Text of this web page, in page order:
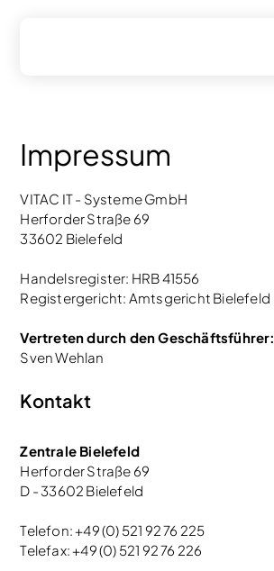
Impressum
VITAC IT - Systeme GmbH
Herforder Straße 69
33602 Bielefeld
Handelsregister: HRB 41556
Registergericht: Amtsgericht Bielefeld
Vertreten durch den Geschäftsführer:
Sven Wehlan
Kontakt
Zentrale Bielefeld
Herforder Straße 69
D - 33602 Bielefeld
Telefon: +49 (0) 521 92 76 225
Telefax: +49 (0) 521 92 76 226